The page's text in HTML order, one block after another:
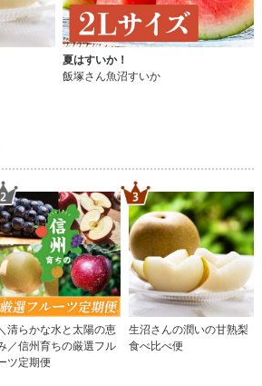
夏はすいか！
飯塚さん魚沼すいか
清らかな水と太陽の恵
／信州育ちの厳選フル
ツ定期便
生沼さんの潤いの甘熟梨
食べ比べ便